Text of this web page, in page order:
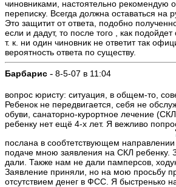
чиновниками, настоятельно рекомендую
переписку. Всегда должна оставаться на
Это защитит от ответа, подобно
если и дадут, то после того , как
т. к. ни один чиновник не ответит так
вероятность ответа по существу.
Барбарис - 8-5-07 в 11:04
вопрос юристу: ситуация, в общем-то,
Ребенок не передвигается, себя не
обуви, санаторно-курортное лечение
ребенку нет ещё 4-х лет. Я вежливо
послана в сообтетствующем направлении
подаче мною заявления на СКЛ ребенку.
дали. Также нам не дали памперсов,
Заявление приняли, но на мою просьбу
отсутствием денег в ФСС. Я быстренько